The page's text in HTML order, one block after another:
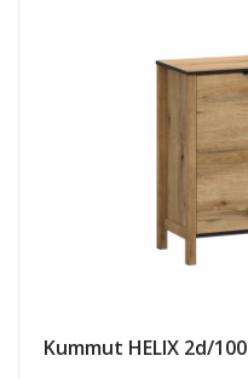
Kummut HELIX 2d/100